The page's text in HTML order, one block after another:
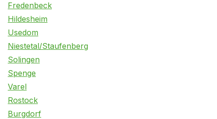
Fredenbeck
Hildesheim
Usedom
Niestetal/Staufenberg
Solingen
Spenge
Varel
Rostock
Burgdorf